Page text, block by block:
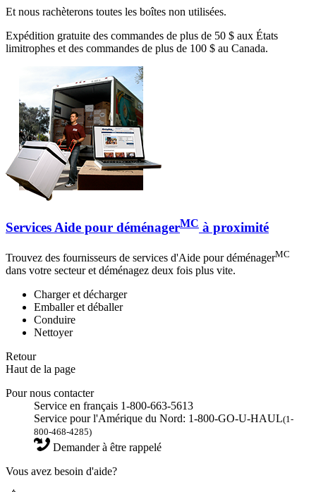
Et nous rachèterons toutes les boîtes non utilisées.
Expédition gratuite des commandes de plus de 50 $ aux États
limitrophes et des commandes de plus de 100 $ au Canada.
Services Aide pour déménagerMC à proximité
Trouvez des fournisseurs de services d'Aide pour déménagerMC
dans votre secteur et déménagez deux fois plus vite.
Charger et décharger
Emballer et déballer
Conduire
Nettoyer
Retour
Haut de la page
Pour nous contacter
Service en français 1-800-663-5613
Service pour l'Amérique du Nord: 1-800-GO-U-HAUL(1-
800-468-4285)
Demander à être rappelé
Vous avez besoin d'aide?